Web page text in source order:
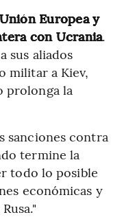
Europea y
con Ucrania.
sus aliados
militar a Kiev,
prolonga la
sanciones contra
termine la
todo lo posible
económicas y